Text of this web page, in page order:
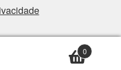
0